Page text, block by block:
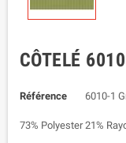
CÔTELÉ
Référence 6010-1
73% Polyester 21%